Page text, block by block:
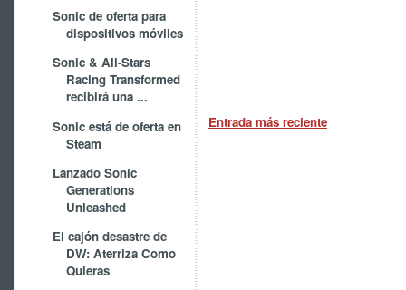
Sonic de oferta para
dispositivos móviles
Sonic & All-Stars
Racing Transformed
recibirá una ...
Sonic está de oferta en
Steam
Lanzado Sonic
Generations
Unleashed
El cajón desastre de
DW: Aterriza Como
Quieras
Entrada más reciente